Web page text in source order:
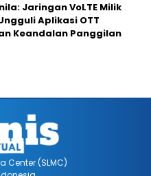
Jaringan VoLTE Milik
Aplikasi OTT
Keandalan Panggilan
Center (SLMC)